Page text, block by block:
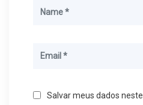
Salvar meus dados